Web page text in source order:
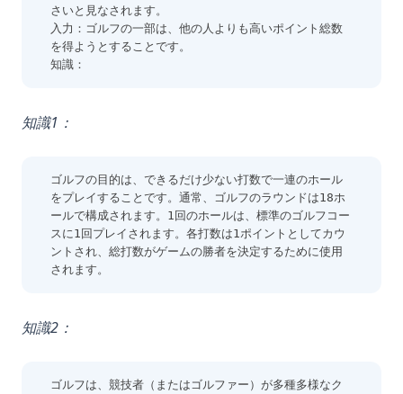
さいと見なされます。
入力：ゴルフの一部は、他の人よりも高いポイント総数
を得ようとすることです。
知識：
知識1：
ゴルフの目的は、できるだけ少ない打数で一連のホール
をプレイすることです。通常、ゴルフのラウンドは18ホ
ールで構成されます。1回のホールは、標準のゴルフコー
スに1回プレイされます。各打数は1ポイントとしてカウ
ントされ、総打数がゲームの勝者を決定するために使用
されます。
知識2：
ゴルフは、競技者（またはゴルファー）が多種多様なク